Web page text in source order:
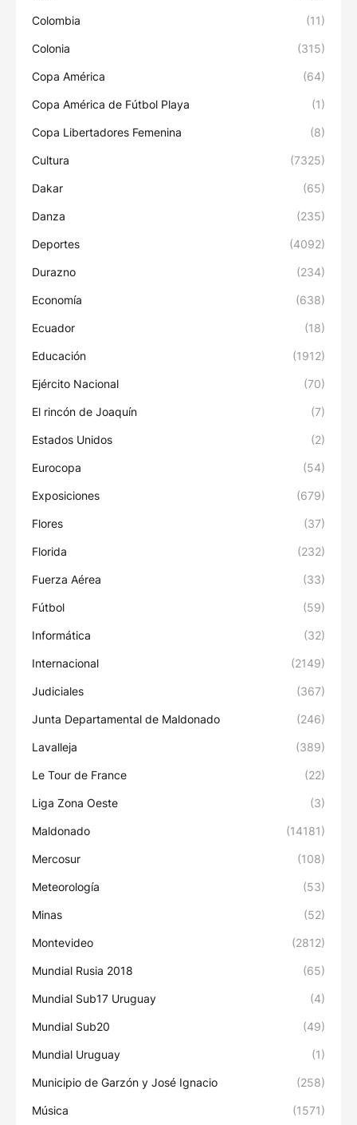
Colombia (11)
Colonia (315)
Copa América (64)
Copa América de Fútbol Playa (1)
Copa Libertadores Femenina (8)
Cultura (7325)
Dakar (65)
Danza (235)
Deportes (4092)
Durazno (234)
Economía (638)
Ecuador (18)
Educación (1912)
Ejército Nacional (70)
El rincón de Joaquín (7)
Estados Unidos (2)
Eurocopa (54)
Exposiciones (679)
Flores (37)
Florida (232)
Fuerza Aérea (33)
Fútbol (59)
Informática (32)
Internacional (2149)
Judiciales (367)
Junta Departamental de Maldonado (246)
Lavalleja (389)
Le Tour de France (22)
Liga Zona Oeste (3)
Maldonado (14181)
Mercosur (108)
Meteorología (53)
Minas (52)
Montevideo (2812)
Mundial Rusia 2018 (65)
Mundial Sub17 Uruguay (4)
Mundial Sub20 (49)
Mundial Uruguay (1)
Municipio de Garzón y José Ignacio (258)
Música (1571)